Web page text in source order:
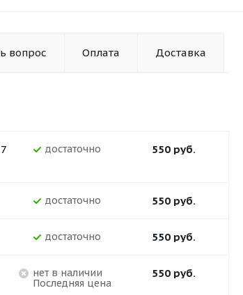
вопрос Оплата Доставка
Достаточно 550руб.
Достаточно 550руб.
Достаточно 550руб.
Нет в наличии
Последняя цена
550руб.